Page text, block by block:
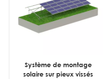
Système de montage
solaire sur pieux vissés